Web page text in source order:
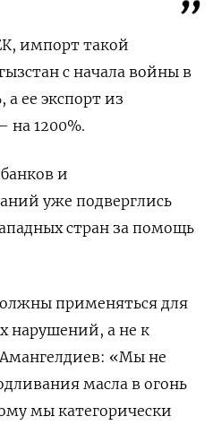
импорт такой
с начала войны в
а ее экспорт из
на 1200%.
и
уже подверглись
стран за помощь
применяться для
нарушений, а не к
Амангелдиев: «Мы не
масла в огонь
мы категорически